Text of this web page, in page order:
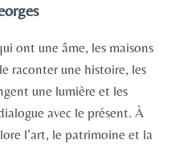
ont une âme, les maisons
raconter une histoire, les
une lumière et les
avec le présent. À
l’art, le patrimoine et la